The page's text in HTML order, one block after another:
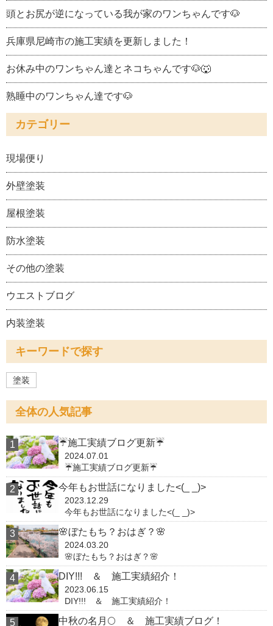
頭とお尻が逆になっている我が家のワンちゃんです🐶
兵庫県尼崎市の施工実績を更新しました！
お休み中のワンちゃん達とネコちゃんです🐶🐺
熟睡中のワンちゃん達です🐶
カテゴリー
現場便り
外壁塗装
屋根塗装
防水塗装
その他の塗装
ウエストブログ
内装塗装
キーワードで探す
塗装
全体の人気記事
☔施工実績ブログ更新☔
2024.07.01
☔施工実績ブログ更新☔
今年もお世話になりました<(_ _)>
2023.12.29
今年もお世話になりました<(_ _)>
🌸ぼたもち？おはぎ？🌸
2024.03.20
🌸ぼたもち？おはぎ？🌸
DIY!!! ＆ 施工実績紹介！
2023.06.15
DIY!!! ＆ 施工実績紹介！
中秋の名月🌕 ＆ 施工実績ブログ！